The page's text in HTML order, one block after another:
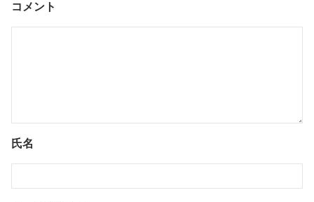
コメント
氏名